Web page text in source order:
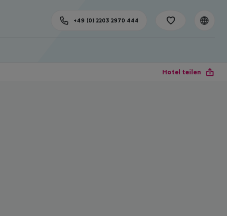
+49 (0) 2203 2970 444
Hotel teilen